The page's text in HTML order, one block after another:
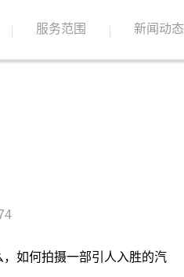
服务范围 新闻动态
如何拍摄一部引人入胜的汽